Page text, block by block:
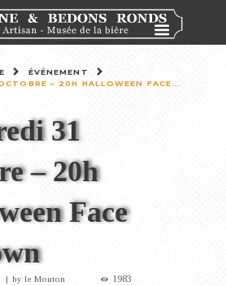
ÉVÉNEMENT
– 20H HALLOWEEN FACE...
31
– 20h
Face
byle Mouton 1983